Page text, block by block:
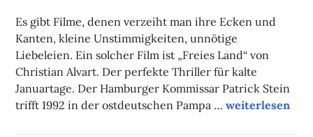
Es gibt Filme, denen verzeiht man ihre Ecken und
Kanten, kleine Unstimmigkeiten, unnötige
Liebeleien. Ein solcher Film ist „Freies Land“ von
Christian Alvart. Der perfekte Thriller für kalte
Januartage. Der Hamburger Kommissar Patrick Stein
trifft 1992 in der ostdeutschen Pampa …Filmtipp des
weiterlesen